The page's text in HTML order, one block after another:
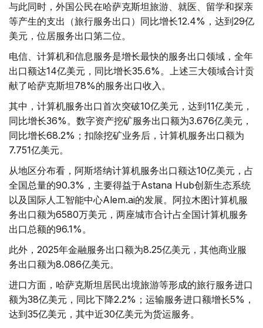
与此同时，外国公民在哈萨克斯坦旅游、就医、留学和探亲
等产生的支出（旅行服务出口）同比增长12.4%，达到29亿
美元，位居服务出口第二位。
电信、计算机和信息服务是增长最快的服务出口领域，全年
出口额达14亿美元，同比增长35.6%。上述三大领域合计贡
献了哈萨克斯坦78%的服务出口收入。
其中，计算机服务出口首次突破10亿美元，达到11亿美元，
同比增长36%。数字资产挖矿服务出口额为3.676亿美元，
同比增长68.2%；扣除挖矿业务后，计算机服务出口额为
7.751亿美元。
从地区分布看，阿斯塔纳计算机服务出口额达10亿美元，占
全国总量的90.3%，主要得益于Astana Hub创新生态系统
以及国际人工智能中心Alem.ai的发展。阿拉木图计算机服
务出口额为6580万美元，两座城市合计占全国计算机服务
出口总额的96.1%。
此外，2025年金融服务出口额为8.25亿美元，其他商业服
务出口额为8.086亿美元。
进口方面，哈萨克斯坦居民出境旅游等形成的旅行服务进口
额为38亿美元，同比下降2.2%；运输服务进口额增长5%，
达到35亿美元，其中近30亿美元为货运服务。